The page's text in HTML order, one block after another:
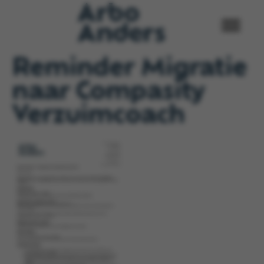
Reminder Migratie
naar Compasity
Verzuimcoach